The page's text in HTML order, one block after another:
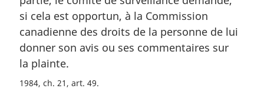
r
i
n
a
e
si cela est opportun, à la Commission
canadienne des droits de la personne de lui
donner son avis ou ses commentaires sur
la plainte.
1984, ch. 21, art. 49